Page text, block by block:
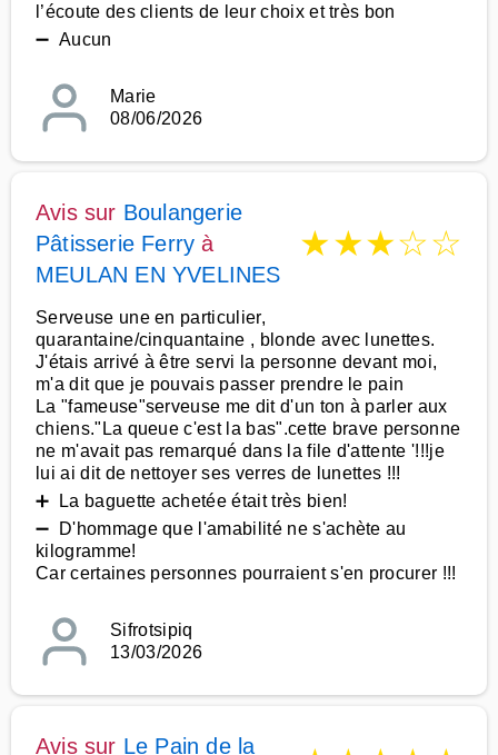
l’écoute des clients de leur choix et très bon
➖ Aucun
Marie
08/06/2026
Avis sur Boulangerie
Pâtisserie Ferry à
MEULAN EN YVELINES
★★★☆☆
Serveuse une en particulier,
quarantaine/cinquantaine , blonde avec lunettes.
J'étais arrivé à être servi la personne devant moi,
m'a dit que je pouvais passer prendre le pain
La "fameuse"serveuse me dit d'un ton à parler aux
chiens."La queue c'est la bas".cette brave personne
ne m'avait pas remarqué dans la file d'attente '!!!je
lui ai dit de nettoyer ses verres de lunettes !!!
➕ La baguette achetée était très bien!
➖ D'hommage que l'amabilité ne s'achète au
kilogramme!
Car certaines personnes pourraient s'en procurer !!!
Sifrotsipiq
13/03/2026
Avis sur Le Pain de la